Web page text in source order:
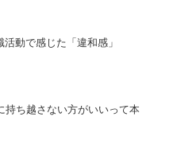
活動で感じた「違和感」
持ち越さない方がいいって本